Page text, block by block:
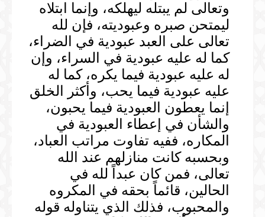
وتعالى لم يبتله ليهلكه، وإنما ابتلاه
ليمتحن صبره وعبوديته، فإن لله
تعالى على العبد عبودية في الضراء،
كما له عليه عبودية في السراء، وإن
له عليه عبودية فيما يكره، كما له
عليه عبودية فيما يحب، وأكثر الخلق
إنما يعطون العبودية فيما يحبون،
والشأن في إعطاء العبودية في
المكاره، ففيه تفاوت مراتب العباد،
وبحسبه كانت منازلهم عند الله
تعالى، فمن كان عبداً لله في
الحالين، قائماً بحقه في المكروه
والمحبوب، فذلك الذي يتناوله قوله